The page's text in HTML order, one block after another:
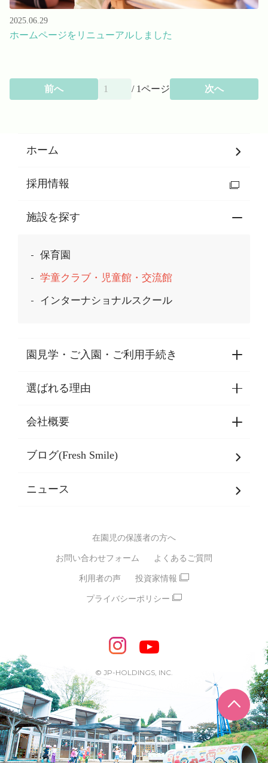
2025.06.29
ホームページをリニューアルしました
前へ / 1ページ 次へ
ページ
ホーム
採用情報
施設を探す
保育園
学童クラブ・児童館・交流館
インターナショナルスクール
園見学・ご入園・ご利用手続き
園見学・ご入園・ご利用手続き
東京都認証保育所空き状況
選ばれる理由
選ばれる理由一覧
乳児期・幼児期・
バイリンガル保育園
スポーツ保育園
モンテッソーリ式保育園
STEAMS保育・学童
えいご
めざせ！バイリンガル！
めざせ！アスリート教室
ピアノ教室♪ ドレミっこ
めざせ!HIPHOPダンサー!
輝け！チアリーダー
学童期向けプログラム
会社概要
会社概要
SDGsについて
ブログ(Fresh Smile)
ニュース
在園児の保護者の方へ
お問い合わせフォーム よくあるご質問
利用者の声 投資家情報
プライバシーポリシー
© JP-HOLDINGS, INC.